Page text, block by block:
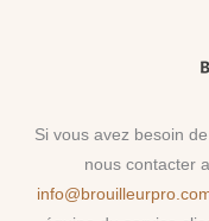
Si vous avez besoin
nous contacter